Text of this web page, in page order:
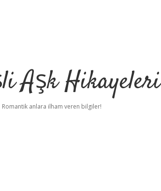
Aşk Hikayeleri
Romantik anlara ilham veren bilgiler!